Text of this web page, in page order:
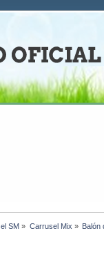
SM » Carrusel Mix » Balón